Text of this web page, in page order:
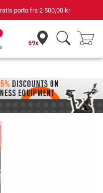
porto fra2 500,00 kr
69x